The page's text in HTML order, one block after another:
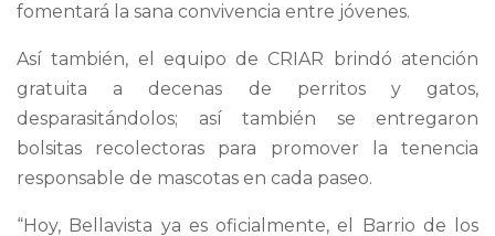
fomentará la sana convivencia entre jóvenes.
Así también, el equipo de CRIAR brindó atención
gratuita a decenas de perritos y gatos,
desparasitándolos; así también se entregaron
bolsitas recolectoras para promover la tenencia
responsable de mascotas en cada paseo.
“Hoy, Bellavista ya es oficialmente, el Barrio de los